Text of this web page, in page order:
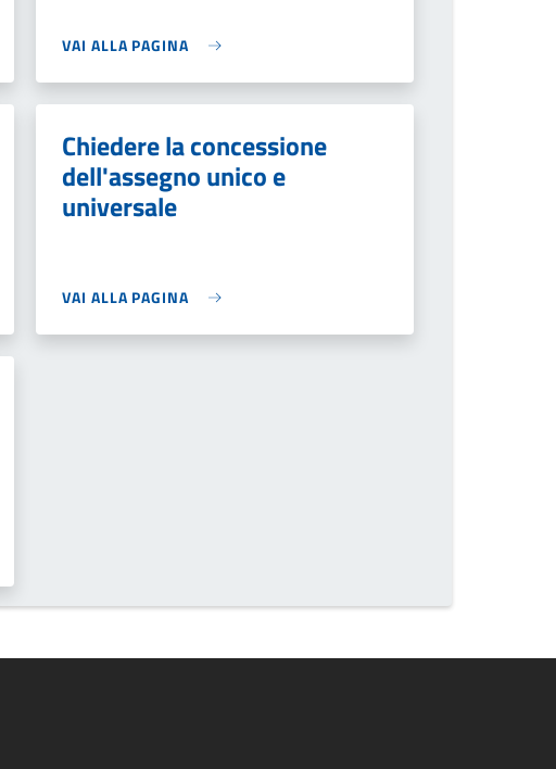
VAI ALLA PAGINA
Chiedere la concessione
dell'assegno unico e
universale
VAI ALLA PAGINA